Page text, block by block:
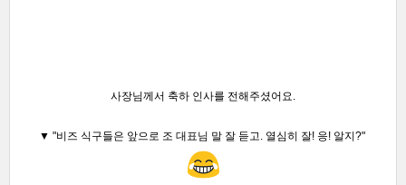
사장님께서 축하 인사를 전해주셨어요.
▼ "비즈 식구들은 앞으로 조 대표님 말 잘 듣고. 열심히 잘!응!알지?"